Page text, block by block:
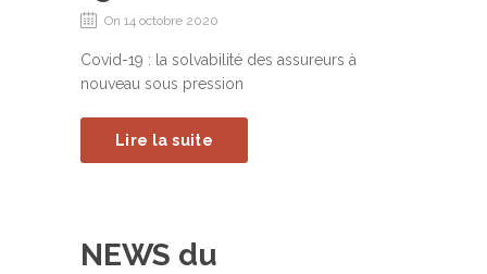
On 14 octobre 2020
Covid-19 : la solvabilité des assureurs à
nouveau sous pression
Lire la suite
NEWS du